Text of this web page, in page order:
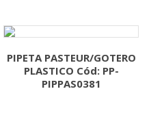
PIPETA PASTEUR/GOTERO
PLASTICO Cód: PP-
PIPPAS0381